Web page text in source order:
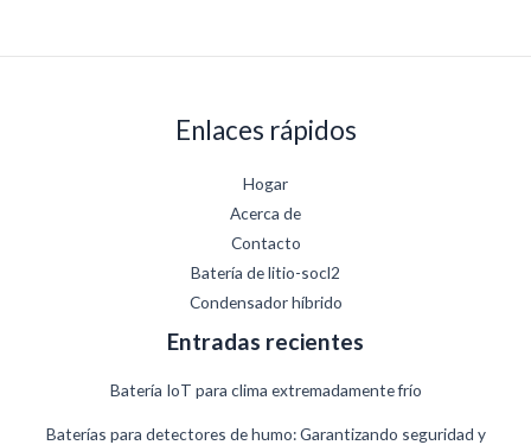
Enlaces rápidos
Hogar
Acerca de
Contacto
Batería de litio-socl2
Condensador híbrido
Entradas recientes
Batería IoT para clima extremadamente frío
Baterías para detectores de humo: Garantizando seguridad y